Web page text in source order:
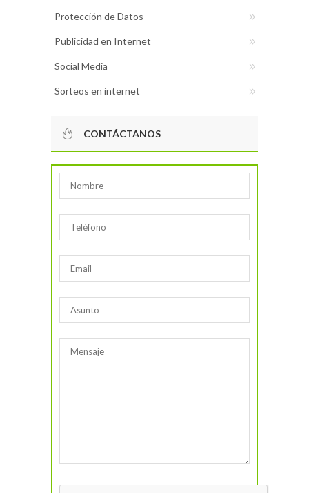
Protección de Datos
Publicidad en Internet
Social Media
Sorteos en internet
CONTÁCTANOS